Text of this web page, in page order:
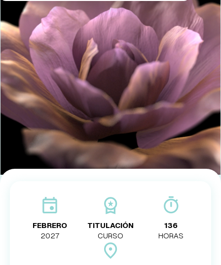
FEBRERO
2027
TITULACIÓN
CURSO
136
HORAS